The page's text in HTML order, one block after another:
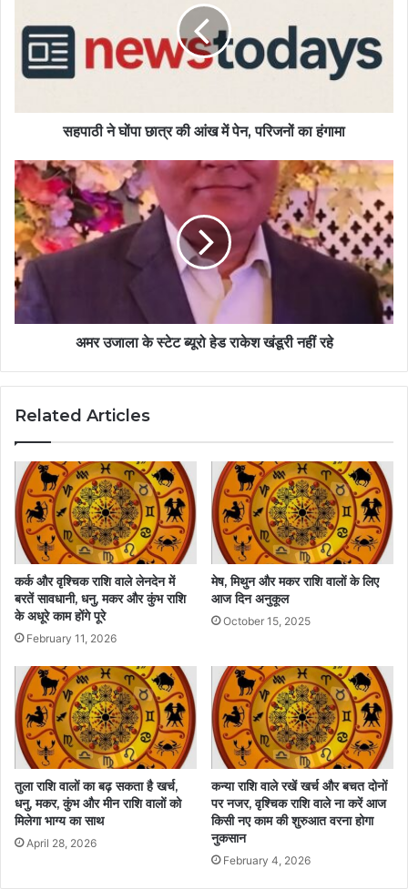
सहपाठी ने घोंपा छात्र की आंख में पेन, परिजनों का हंगामा
अमर उजाला के स्टेट ब्यूरो हेड राकेश खंडूरी नहीं रहे
Related Articles
कर्क और वृश्चिक राशि वाले लेनदेन में
बरतें सावधानी, धनु, मकर और कुंभ राशि
के अधूरे काम होंगे पूरे
February 11, 2026
मेष, मिथुन और मकर राशि वालों के लिए
आज दिन अनुकूल
October 15, 2025
तुला राशि वालों का बढ़ सकता है खर्च,
धनु, मकर, कुंभ और मीन राशि वालों को
मिलेगा भाग्य का साथ
April 28, 2026
कन्या राशि वाले रखें खर्च और बचत दोनों
पर नजर, वृश्चिक राशि वाले ना करें आज
किसी नए काम की शुरुआत वरना होगा
नुकसान
February 4, 2026